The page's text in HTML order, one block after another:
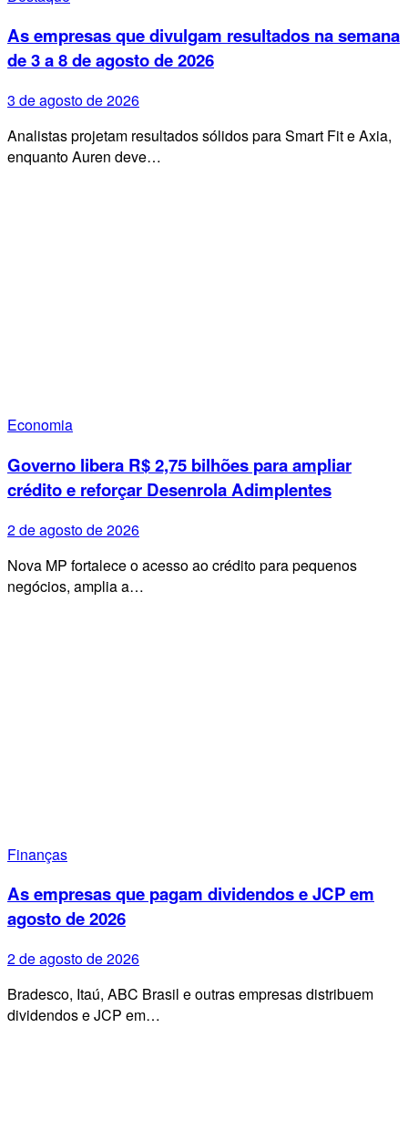
As empresas que divulgam resultados na semana
de 3 a 8 de agosto de 2026
3 de agosto de 2026
Analistas projetam resultados sólidos para Smart Fit e Axia,
enquanto Auren deve…
Economia
Governo libera R$ 2,75 bilhões para ampliar
crédito e reforçar Desenrola Adimplentes
2 de agosto de 2026
Nova MP fortalece o acesso ao crédito para pequenos
negócios, amplia a…
Finanças
As empresas que pagam dividendos e JCP em
agosto de 2026
2 de agosto de 2026
Bradesco, Itaú, ABC Brasil e outras empresas distribuem
dividendos e JCP em…